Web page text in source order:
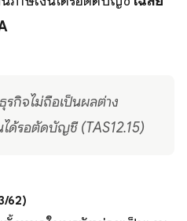
รกิจไม่ถือเป็นผลต่าง
ได้รอตัดบัญชี (TAS12.15)
62)